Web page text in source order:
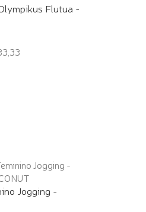
Flutua -
Jogging -